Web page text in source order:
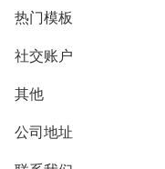
别墅设计营销
模型协同展示分享
别墅社区
热门模板
欧式别墅
中式别墅
社交账户
B站
抖音
微信公众号
其他
用户服务协议
隐私政策
公司地址